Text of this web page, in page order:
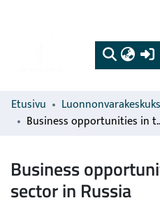
Etusivu
Business
Business
sector in Russia